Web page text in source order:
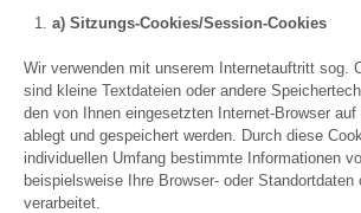
a) Sitzungs-Cookies/Session-Cookies
Wir verwenden mit unserem Internetauftritt sog.
sind kleine Textdateien oder andere
den von Ihnen eingesetzten Internet-Browser
ablegt und gespeichert werden. Durch diese
individuellen Umfang bestimmte Informationen
beispielsweise Ihre Browser- oder Standortdaten
verarbeitet.